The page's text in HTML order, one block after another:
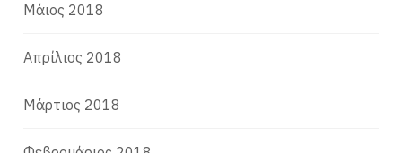
Μάιος 2018
Απρίλιος 2018
Μάρτιος 2018